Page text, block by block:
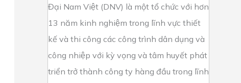
Đại Nam Việt (DNV) là một tổ chức với hơn
13 năm kinh nghiệm trong lĩnh vực thiết
kế và thi công các công trình dân dụng và
công nhiệp với kỳ vọng và tâm huyết phát
triển trở thành công ty hàng đầu trong lĩnh